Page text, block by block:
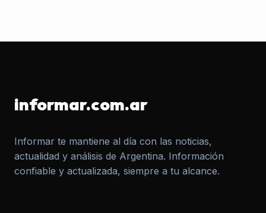
informar.com.ar
Informar te mantiene al día con las noticias,
actualidad y análisis de Argentina. Información
confiable y actualizada, siempre a tu alcance.